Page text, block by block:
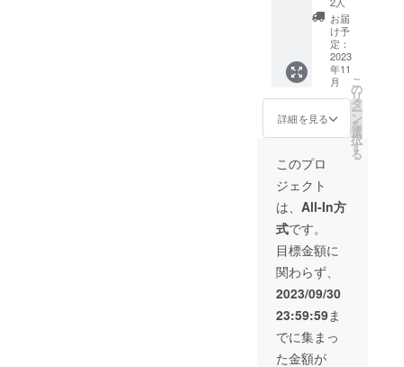
ださ
い。
https://
arcana-
co.spac
限定の
ご利用
※ご利用
の際に
ライン
より事
前のご
予約を
お願い
いたし
ます。
※有効期
2023年
10月か
ら1年間
です。
権利で
す。 ・
zoomで
のオン
ライン
飲み会
になり
ます。
リン
ク・お
つまみ
を持参
の上参
加して
くださ
い。お
酒が苦
手な方
は、お
酒なし
での参
加もOK
です。
置
60mm×
15mm
のあな
たの名
前を彫
刻した
オリジ
ナル
ネーム
プレー
トを改
修した
アルカ
ナ施設
入り口
に掲示
しま
す。 ※
支援
時、必
ず備考
欄に記
載を希
望され
お届
け予
定：
2023
年11
月
詳細を見る
こ
の
リ
タ
ー
ン
を
選
択
す
る
このプロ
ジェクト
は、 All-In方
式です。
目標金額に
関わらず、
2023/09/30
23:59:59ま
でに集まっ
た金額が